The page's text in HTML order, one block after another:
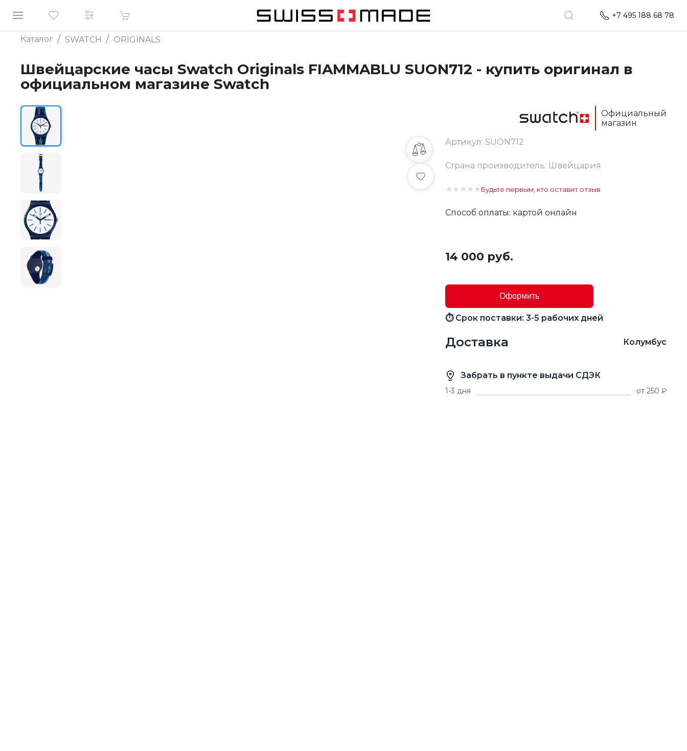
+7 495 188 68 78
Каталог / SWATCH / ORIGINALS
Швейцарские часы Swatch Originals FIAMMABLU SUON712 - купить оригинал в
официальном магазине Swatch
Официальный
магазин
Артикул: SUON712
Страна производитель: Швейцария
★ ★ ★ ★ ★Будьте первым, кто оставит отзыв
Способ оплаты: картой онлайн
14 000 руб.
Оформить
⏱ Срок поставки: 3-5 рабочих дней
Доставка Колумбус
Забрать в пункте выдачи СДЭК
1-3 дня от 250 ₽